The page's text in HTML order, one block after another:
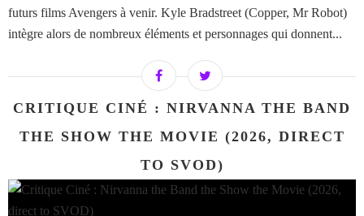
futurs films Avengers à venir. Kyle Bradstreet (Copper, Mr Robot)
intègre alors de nombreux éléments et personnages qui donnent...
CRITIQUE CINÉ : NIRVANNA THE BAND
THE SHOW THE MOVIE (2026, DIRECT
TO SVOD)